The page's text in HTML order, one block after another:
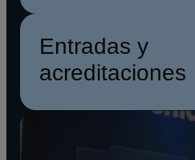
Entradas y
acreditaciones